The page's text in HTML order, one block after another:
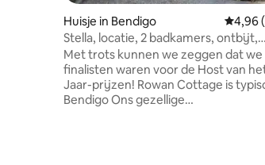
Huisje in Bendigo
4,96
Stella, locatie, 2 badkamers, ontbijt,
Foxtel, Netflix, wifi
Met trots kunnen we zeggen dat we
finalisten waren voor de Host van
Jaar-prijzen! Rowan Cottage is typisch
Bendigo Ons gezellige